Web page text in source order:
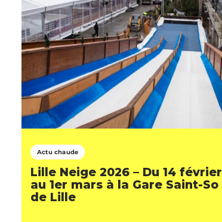
Actu chaude
Lille Neige 2026 – Du 14 février
au 1er mars à la Gare Saint-So
de Lille